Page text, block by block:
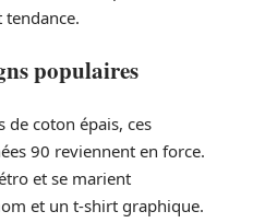
populaires
de coton épais, ces
90 reviennent en force.
et se marient
et un t-shirt graphique.